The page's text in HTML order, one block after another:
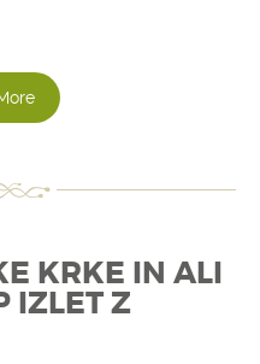
KRKE IN ALI
IZLET Z